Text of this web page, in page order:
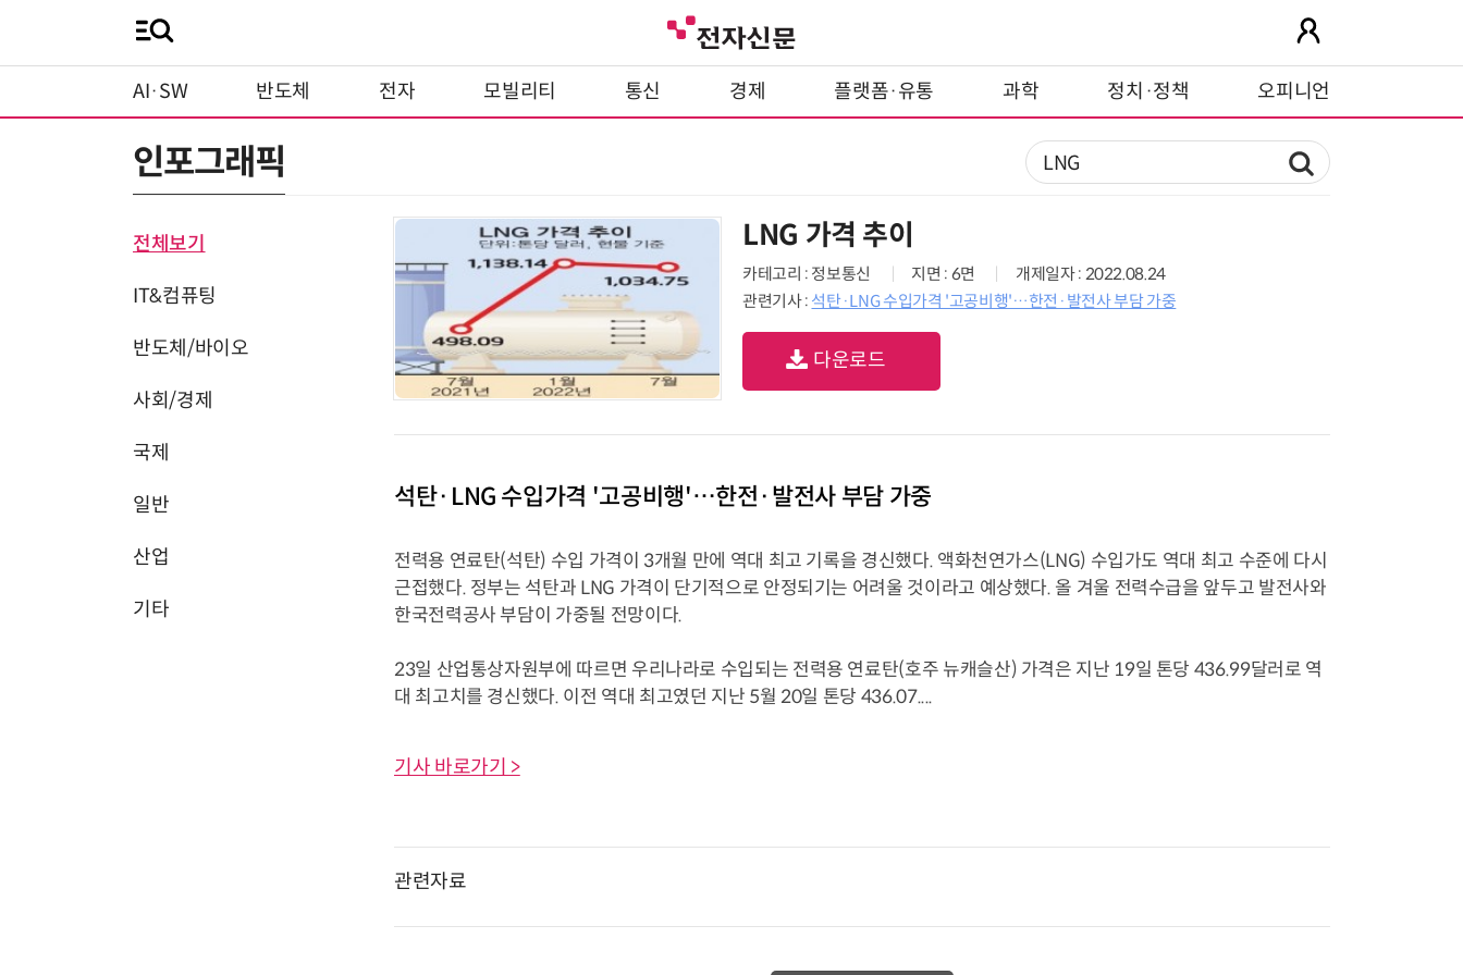
AI·SW 반도체 전자 모빌리티 통신 경제 플랫폼·유통 과학 정치·정책 오피니언
인포그래픽
전체보기
IT&컴퓨팅
반도체/바이오
사회/경제
국제
일반
산업
기타
LNG 가격 추이
카테고리 : 정보통신 지면 : 6면
개제일자 : 2022.08.24
관련기사 : 석탄·LNG 수입가격 '고공비행'…한전·발전사 부담 가중
다운로드
석탄·LNG 수입가격 '고공비행'…한전·발전사 부담 가중
전력용 연료탄(석탄) 수입 가격이 3개월 만에 역대 최고 기록을 경신했다. 액화천연가스(LNG) 수입가도 역대 최고 수준에 다시
근접했다. 정부는 석탄과 LNG 가격이 단기적으로 안정되기는 어려울 것이라고 예상했다. 올 겨울 전력수급을 앞두고 발전사와
한국전력공사 부담이 가중될 전망이다.
23일 산업통상자원부에 따르면 우리나라로 수입되는 전력용 연료탄(호주 뉴캐슬산) 가격은 지난 19일 톤당 436.99달러로 역
대 최고치를 경신했다. 이전 역대 최고였던 지난 5월 20일 톤당 436.07....
기사 바로가기 >
관련자료